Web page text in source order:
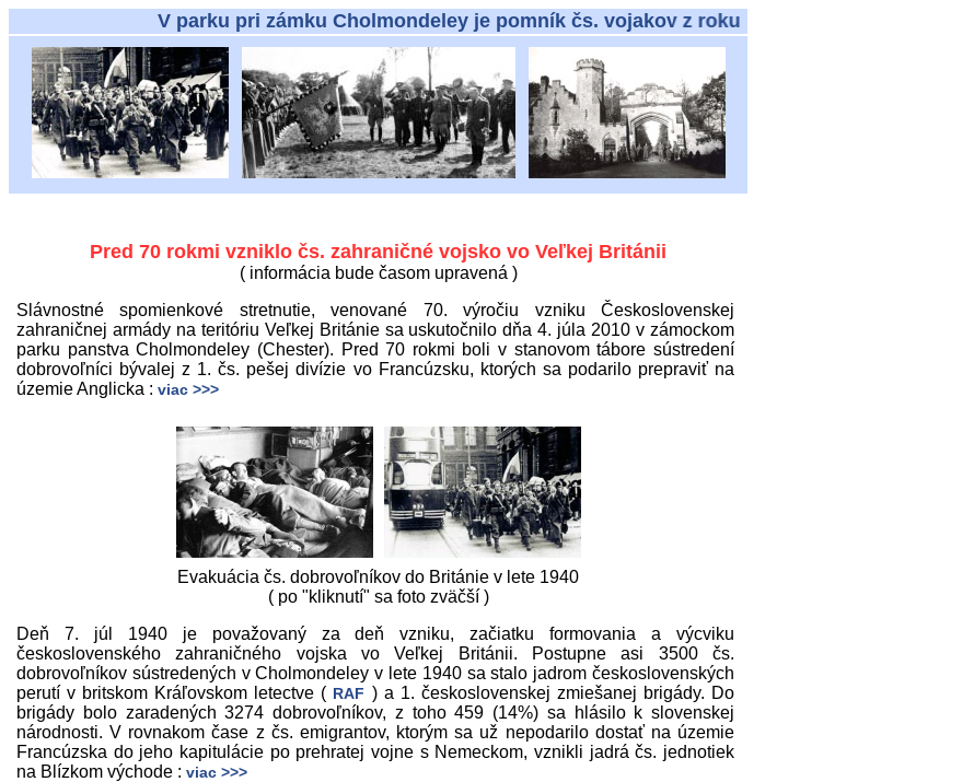
V parku pri zámku Cholmondeley je pomník čs. vojakov z roku 1940
Pred 70 rokmi vzniklo čs. zahraničné vojsko vo Veľkej Británii
( informácia bude časom upravená )
Slávnostné spomienkové stretnutie, venované 70. výročiu vzniku Československej
zahraničnej armády na teritóriu Veľkej Británie sa uskutočnilo dňa 4. júla 2010 v zámockom
parku panstva Cholmondeley (Chester). Pred 70 rokmi boli v stanovom tábore sústredení
dobrovoľníci bývalej z 1. čs. pešej divízie vo Francúzsku, ktorých sa podarilo prepraviť na
územie Anglicka : viac >>>
Evakuácia čs. dobrovoľníkov do Británie v lete 1940
( po "kliknutí" sa foto zväčší )
Deň 7. júl 1940 je považovaný za deň vzniku, začiatku formovania a výcviku
československého zahraničného vojska vo Veľkej Británii. Postupne asi 3500 čs.
dobrovoľníkov sústredených v Cholmondeley v lete 1940 sa stalo jadrom československých
perutí v britskom Kráľovskom letectve ( RAF ) a 1. československej zmiešanej brigády. Do
brigády bolo zaradených 3274 dobrovoľníkov, z toho 459 (14%) sa hlásilo k slovenskej
národnosti. V rovnakom čase z čs. emigrantov, ktorým sa už nepodarilo dostať na územie
Francúzska do jeho kapitulácie po prehratej vojne s Nemeckom, vznikli jadrá čs. jednotiek
na Blízkom východe : viac >>>